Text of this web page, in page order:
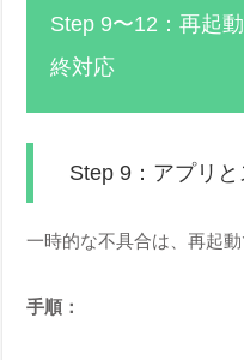
Step 9〜12：再起
終対応
Step 9：アプリ
一時的な不具合は、再起
手順：